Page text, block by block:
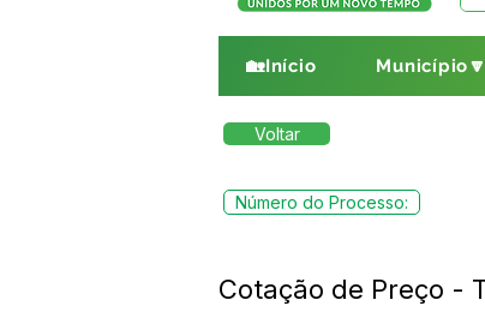
🏡Início Município🔽
Voltar
Número do Processo:
Cotação de Preço -